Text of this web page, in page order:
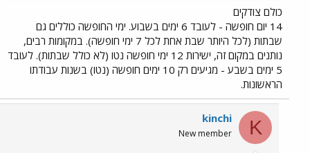
כולם צודקים
14 יום חופשה - לעובד 6 ימים בשבוע. ימי החופשה כוללים גם
שבתות (לכל היותר שבת אחת לכל 7 ימי חופשה). במקומות רבים,
נותנים במקום זה, ישירות 12 ימי חופשה נטו (לא כולל שבתות). לעובד
5 ימים בשבע - מגיעים רק 10 ימים חופשה (נטו) בשנות עבודתו
הראשונות.
K
kinchi
New member